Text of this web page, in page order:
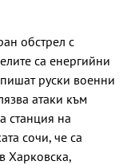
обстрел с
са енергийни
руски военни
атаки към
станция на
сочи, че са
Харковска,